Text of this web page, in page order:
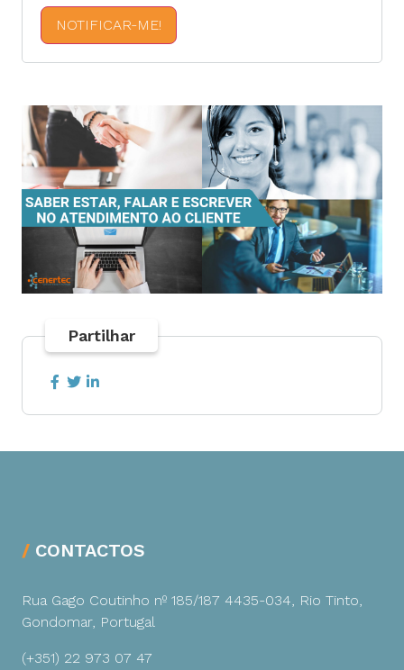
NOTIFICAR-ME!
Partilhar
CONTACTOS
Rua Gago Coutinho nº 185/187 4435-034, Rio Tinto,
Gondomar, Portugal
(+351) 22 973 07 47